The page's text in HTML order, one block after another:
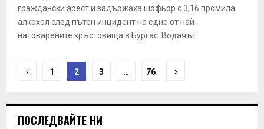
граждански арест и задържаха шофьор с 3,16 промила
алкохол след пътен инцидент на едно от най-
натоварените кръстовища в Бургас. Водачът
Н
в
1 2 3 … 76
ПОСЛЕДВАЙТЕ НИ